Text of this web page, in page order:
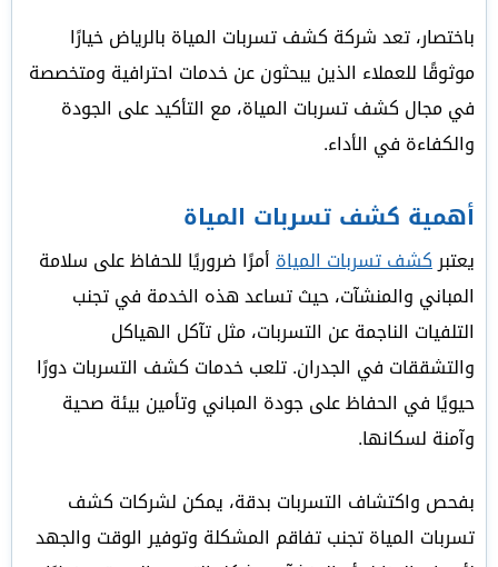
باختصار، تعد شركة كشف تسربات المياة بالرياض خيارًا
موثوقًا للعملاء الذين يبحثون عن خدمات احترافية ومتخصصة
في مجال كشف تسربات المياة، مع التأكيد على الجودة
والكفاءة في الأداء.
أهمية كشف تسربات المياة
يعتبركشف تسربات المياةأمرًا ضروريًا للحفاظ على سلامة
المباني والمنشآت، حيث تساعد هذه الخدمة في تجنب
التلفيات الناجمة عن التسربات، مثل تآكل الهياكل
والتشققات في الجدران. تلعب خدمات كشف التسربات دورًا
حيويًا في الحفاظ على جودة المباني وتأمين بيئة صحية
وآمنة لسكانها.
بفحص واكتشاف التسربات بدقة، يمكن لشركات كشف
تسربات المياة تجنب تفاقم المشكلة وتوفير الوقت والجهد